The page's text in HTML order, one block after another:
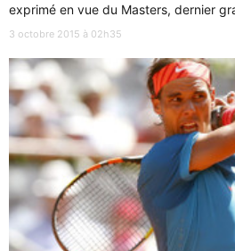
exprimé en vue du Masters, dernier
3 octobre 2015 à 02h35